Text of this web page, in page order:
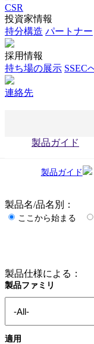
CSR
投資家情報
持分構造 パートナー
採用情報
持ち場の展示 SSEC
連絡先
製品ガイド
製品ガイド
製品名/品名別：
ここから始まる
製品仕様による：
製品ファミリ
適用